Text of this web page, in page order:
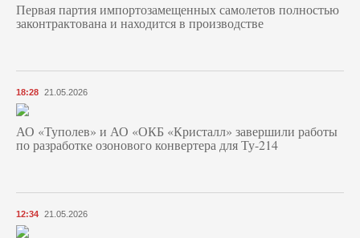
Первая партия импортозамещенных самолетов полностью
законтрактована и находится в производстве
18:28 21.05.2026
АО «Туполев» и АО «ОКБ «Кристалл» завершили работы
по разработке озонового конвертера для Ту-214
12:34 21.05.2026